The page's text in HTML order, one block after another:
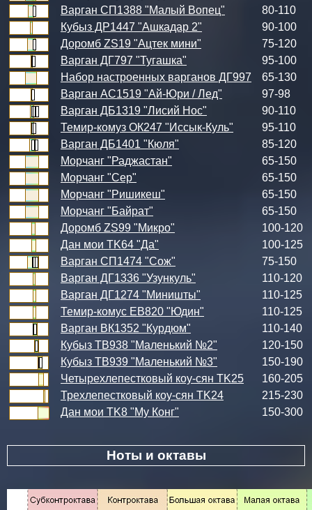
Варган СП1388 "Малый Вопец"
80-110
Кубыз ДР1447 "Ашкадар 2"
90-100
Доромб ZS19 "Ацтек мини"
75-120
Варган ДГ797 "Тугашка"
95-100
Набор настроенных варганов ДГ997
65-130
Варган АС1519 "Ай-Юри / Лед"
97-98
Варган ДБ1319 "Лисий Нос"
90-110
Темир-комуз ОК247 "Иссык-Куль"
95-110
Варган ДБ1401 "Кюля"
85-120
Морчанг "Раджастан"
65-150
Морчанг "Сер"
65-150
Морчанг "Ришикеш"
65-150
Морчанг "Байрат"
65-150
Доромб ZS99 "Микро"
100-120
Дан мои TK64 "Да"
100-125
Варган СП1474 "Сож"
75-150
Варган ДГ1336 "Узункуль"
110-120
Варган ДГ1274 "Миништы"
110-125
Темир-комус ЕВ820 "Юдин"
110-125
Варган ВК1352 "Курдюм"
110-140
Кубыз ТВ938 "Маленький №2"
120-150
Кубыз ТВ939 "Маленький №3"
150-190
Четырехлепестковый коу-сян TK25
160-205
Трехлепестковый коу-сян TK24
215-230
Дан мои TK8 "Му Конг"
150-300
Ноты и октавы